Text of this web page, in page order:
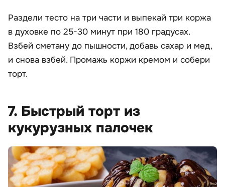
Раздели тесто на три части и выпекай три коржа
в духовке по 25-30 минут при 180 градусах.
Взбей сметану до пышности, добавь сахар и мед,
и снова взбей. Промажь коржи кремом и собери
торт.
7. Быстрый торт из
кукурузных палочек